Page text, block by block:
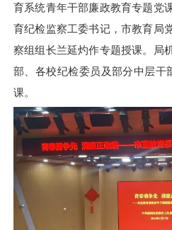
育系统青年干部廉政教育专题党
育纪检监察工委书记，市教育局
察组组长兰延灼作专题授课。
局
部、各校纪检委员及部分中层干
课。